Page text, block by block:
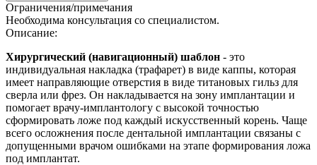
Ограничения/примечания
Необходима консультация со специалистом.
Описание:
Хирургический (навигационный) шаблон - это
индивидуальная накладка (трафарет) в виде каппы, которая
имеет направляющие отверстия в виде титановых гильз для
сверла или фрез. Он накладывается на зону имплантации и
помогает врачу-имплантологу с высокой точностью
сформировать ложе под каждый искусственный корень. Чаще
всего осложнения после дентальной имплантации связаны с
допущенными врачом ошибками на этапе формирования ложа
под имплантат.